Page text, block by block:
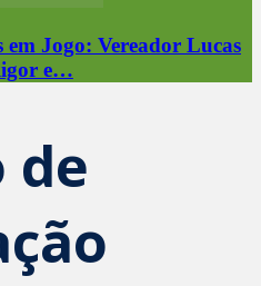
em Jogo: Vereador Lucas
e…
de